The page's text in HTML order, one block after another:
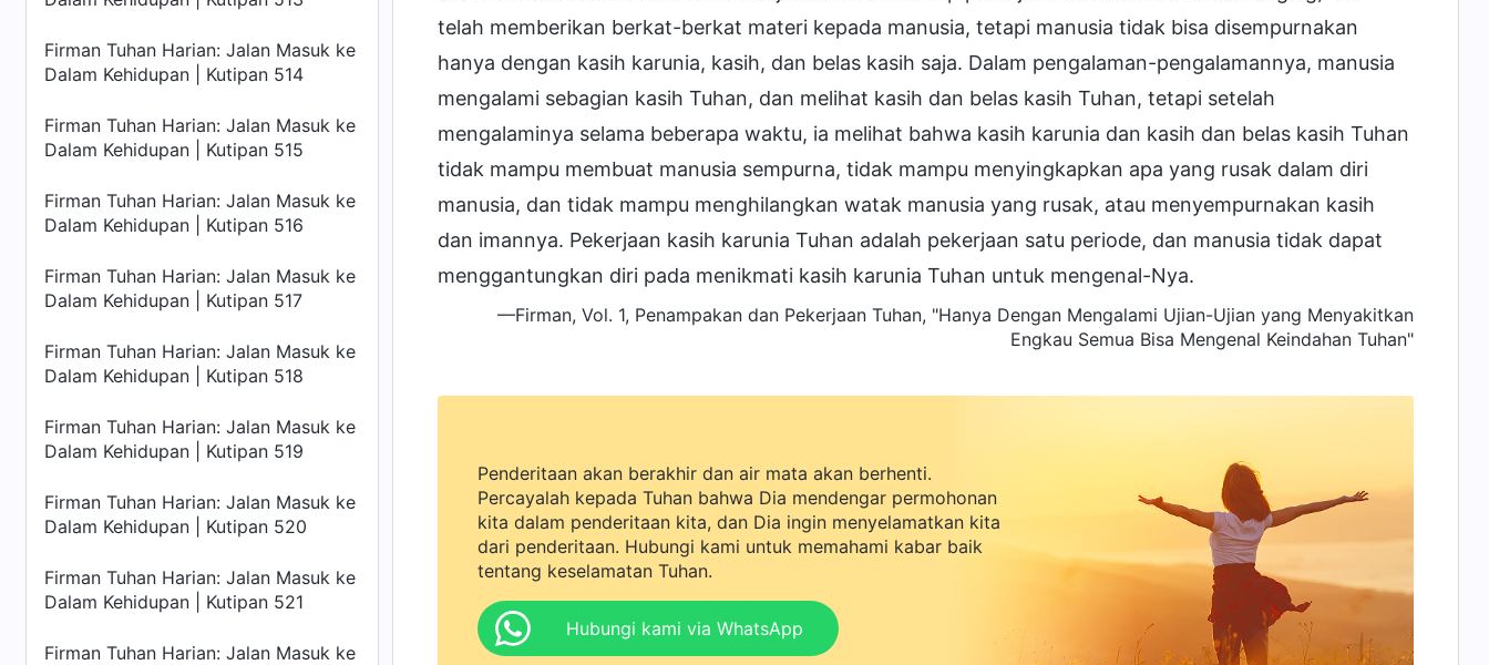
Firman Tuhan Harian: Jalan Masuk ke
Dalam Kehidupan | Kutipan 514
Firman Tuhan Harian: Jalan Masuk ke
Dalam Kehidupan | Kutipan 515
Firman Tuhan Harian: Jalan Masuk ke
Dalam Kehidupan | Kutipan 516
Firman Tuhan Harian: Jalan Masuk ke
Dalam Kehidupan | Kutipan 517
Firman Tuhan Harian: Jalan Masuk ke
Dalam Kehidupan | Kutipan 518
Firman Tuhan Harian: Jalan Masuk ke
Dalam Kehidupan | Kutipan 519
Firman Tuhan Harian: Jalan Masuk ke
Dalam Kehidupan | Kutipan 520
Firman Tuhan Harian: Jalan Masuk ke
Dalam Kehidupan | Kutipan 521
Firman Tuhan Harian: Jalan Masuk ke
telah memberikan berkat-berkat materi kepada manusia, tetapi manusia tidak bisa disempurnakan
hanya dengan kasih karunia, kasih, dan belas kasih saja. Dalam pengalaman-pengalamannya, manusia
mengalami sebagian kasih Tuhan, dan melihat kasih dan belas kasih Tuhan, tetapi setelah
mengalaminya selama beberapa waktu, ia melihat bahwa kasih karunia dan kasih dan belas kasih Tuhan
tidak mampu membuat manusia sempurna, tidak mampu menyingkapkan apa yang rusak dalam diri
manusia, dan tidak mampu menghilangkan watak manusia yang rusak, atau menyempurnakan kasih
dan imannya. Pekerjaan kasih karunia Tuhan adalah pekerjaan satu periode, dan manusia tidak dapat
menggantungkan diri pada menikmati kasih karunia Tuhan untuk mengenal-Nya.
—Firman, Vol. 1, Penampakan dan Pekerjaan Tuhan, "Hanya Dengan Mengalami Ujian-Ujian yang Menyakitkan
Engkau Semua Bisa Mengenal Keindahan Tuhan"
Penderitaan akan berakhir dan air mata akan berhenti.
Percayalah kepada Tuhan bahwa Dia mendengar permohonan
kita dalam penderitaan kita, dan Dia ingin menyelamatkan kita
dari penderitaan. Hubungi kami untuk memahami kabar baik
tentang keselamatan Tuhan.
Hubungi kami via WhatsApp